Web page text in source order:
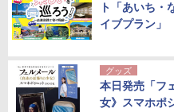
ト「あいち・
イブプラン」
グッズ
本日発売「フ
女》スマホポ